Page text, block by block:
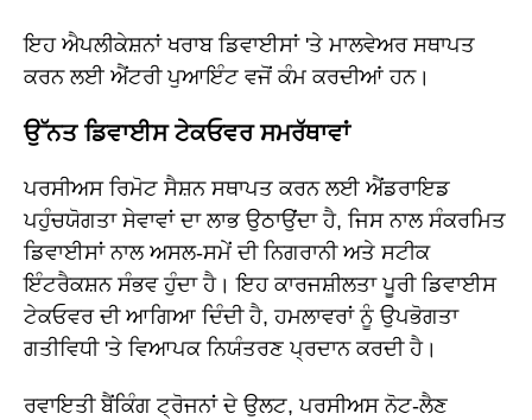
ਇਹ ਐਪਲੀਕੇਸ਼ਨਾਂ ਖਰਾਬ ਡਿਵਾਈਸਾਂ 'ਤੇ ਮਾਲਵੇਅਰ ਸਥਾਪਤ
ਕਰਨ ਲਈ ਐਂਟਰੀ ਪੁਆਇੰਟ ਵਜੋਂ ਕੰਮ ਕਰਦੀਆਂ ਹਨ।
ਉੱਨਤ ਡਿਵਾਈਸ ਟੇਕਓਵਰ ਸਮਰੱਥਾਵਾਂ
ਪਰਸੀਅਸ ਰਿਮੋਟ ਸੈਸ਼ਨ ਸਥਾਪਤ ਕਰਨ ਲਈ ਐਂਡਰਾਇਡ
ਪਹੁੰਚਯੋਗਤਾ ਸੇਵਾਵਾਂ ਦਾ ਲਾਭ ਉਠਾਉਂਦਾ ਹੈ, ਜਿਸ ਨਾਲ ਸੰਕਰਮਿਤ
ਡਿਵਾਈਸਾਂ ਨਾਲ ਅਸਲ-ਸਮੇਂ ਦੀ ਨਿਗਰਾਨੀ ਅਤੇ ਸਟੀਕ
ਇੰਟਰੈਕਸ਼ਨ ਸੰਭਵ ਹੁੰਦਾ ਹੈ। ਇਹ ਕਾਰਜਸ਼ੀਲਤਾ ਪੂਰੀ ਡਿਵਾਈਸ
ਟੇਕਓਵਰ ਦੀ ਆਗਿਆ ਦਿੰਦੀ ਹੈ, ਹਮਲਾਵਰਾਂ ਨੂੰ ਉਪਭੋਗਤਾ
ਗਤੀਵਿਧੀ 'ਤੇ ਵਿਆਪਕ ਨਿਯੰਤਰਣ ਪ੍ਰਦਾਨ ਕਰਦੀ ਹੈ।
ਰਵਾਇਤੀ ਬੈਂਕਿੰਗ ਟ੍ਰੋਜਨਾਂ ਦੇ ਉਲਟ, ਪਰਸੀਅਸ ਨੋਟ-ਲੈਣ